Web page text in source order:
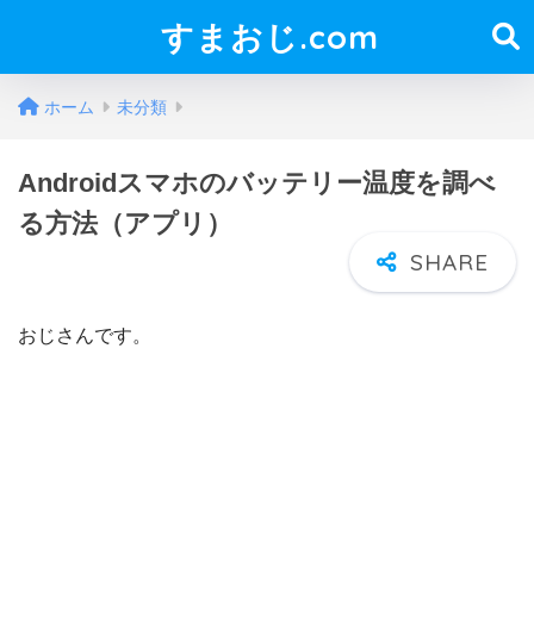
すまおじ.com
ホーム 未分類
Androidスマホのバッテリー温度を調べ
る方法（アプリ）
おじさんです。